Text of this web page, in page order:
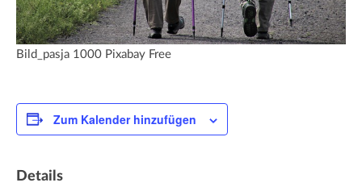
Bild_pasja 1000 Pixabay Free
Zum Kalender hinzufügen
Details